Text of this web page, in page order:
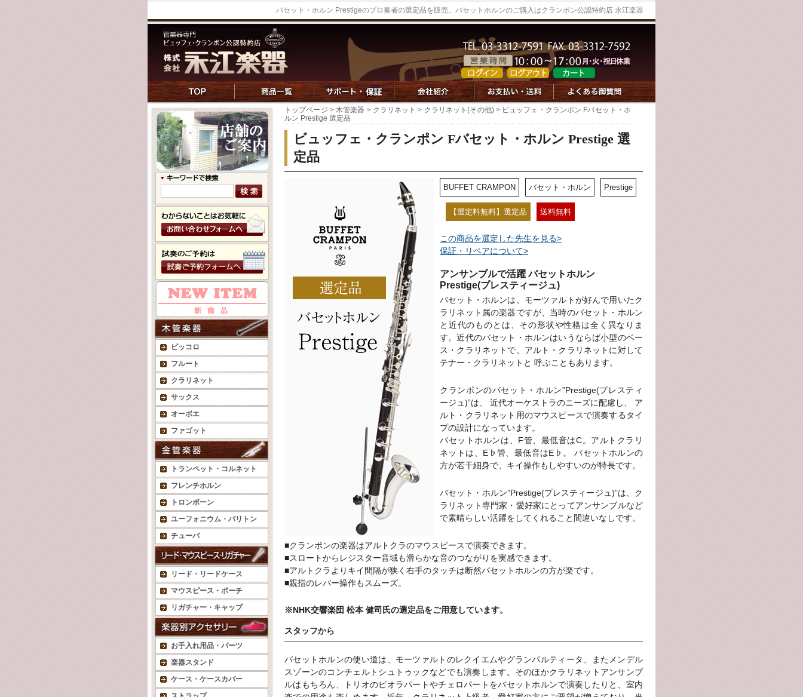
バセット・ホルン Prestigeのプロ奏者の選定品を販売。バセットホルンのご購入はクランポン公認特約店 永江楽器
ピッコロ
フルート
クラリネット
サックス
オーボエ
ファゴット
トランペット・コルネット
フレンチホルン
トロンボーン
ユーフォニウム・バリトン
チューバ
リード・リードケース
マウスピース・ポーチ
リガチャー・キャップ
お手入れ用品・パーツ
楽器スタンド
ケース・ケースカバー
トップページ > 木管楽器 > クラリネット > クラリネット(その他)> ビュッフェ・クランポン Fバセット・ホ
ルン Prestige 選定品
ビュッフェ・クランポン Fバセット・ホルン Prestige 選
定品
BUFFET CRAMPON バセット・ホルン Prestige
【選定料無料】選定品 送料無料
この商品を選定した先生を見る>
保証・リペアについて>
アンサンブルで活躍バセットホルン
Prestige(プレスティージュ)
バセット・ホルンは、モーツァルトが好んで用いたク
ラリネット属の楽器ですが、当時のバセット・ホルン
と近代のものとは、その形状や性格は全く異なりま
す。近代のバセット・ホルンはいうならば小型のベー
ス・クラリネットで、アルト・クラリネットに対して
テナー・クラリネットと 呼ぶこともあります。
クランポンのバセット・ホルン”Prestige(プレスティ
ージュ)”は、 近代オーケストラのニーズに配慮し、 ア
ルト・クラリネット用のマウスピースで演奏するタイ
プの設計になっています。
バセットホルンは、F管、最低音はC。アルトクラリ
ネットは、E♭管、最低音はE♭。 バセットホルンの
方が若干細身で、キイ操作もしやすいのが特長です。
バセット・ホルン”Prestige(プレスティージュ)”は、ク
ラリネット専門家・愛好家にとってアンサンブルなど
で素晴らしい活躍をしてくれること間違いなしです。
■クランポンの楽器はアルトクラのマウスピースで演奏できます。
■スロートからレジスター音域も滑らかな音のつながりを実感できます。
■アルトクラよりキイ間隔が狭く右手のタッチは断然バセットホルンの方が楽です。
■親指のレバー操作もスムーズ。
※NHK交響楽団 松本 健司氏の選定品をご用意しています。
スタッフから
バセットホルンの使い道は、モーツァルトのレクイエムやグランパルティータ、またメンデル
スゾーンのコンチェルトシュトゥックなどでも演奏します。そのほかクラリネットアンサンブ
ルはもちろん、トリオのビオラパートやチェロパートをバセットホルンで演奏したりと、室内